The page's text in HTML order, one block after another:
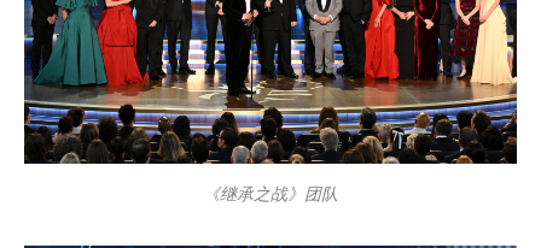
《继承之战》团队